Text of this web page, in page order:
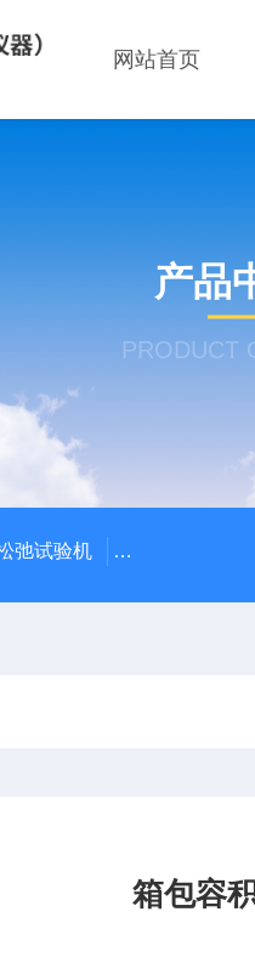
网站首页
产品
PRODUCT
弛试验机 GT-7011-
箱包容